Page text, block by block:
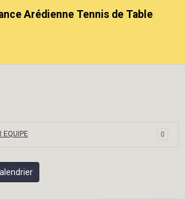
Arédienne Tennis de Table
EQUIPE 0